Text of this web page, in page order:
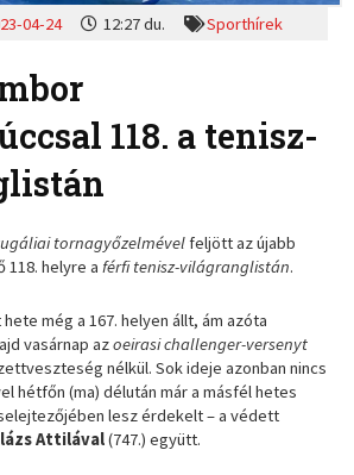
04-24 12:27 du. Sporthírek
118. a tenisz-
tornagyőzelmévelfeljött az újabb
118. helyre aférfi tenisz-világranglistán.
még a 167. helyen állt, ám azóta
vasárnap azoeirasi challenger-versenyt
nélkül. Sok ideje azonban nincs
hétfőn (ma) délután már a másfél hetes
lesz érdekelt – a védett
Attilával(747.) együtt.